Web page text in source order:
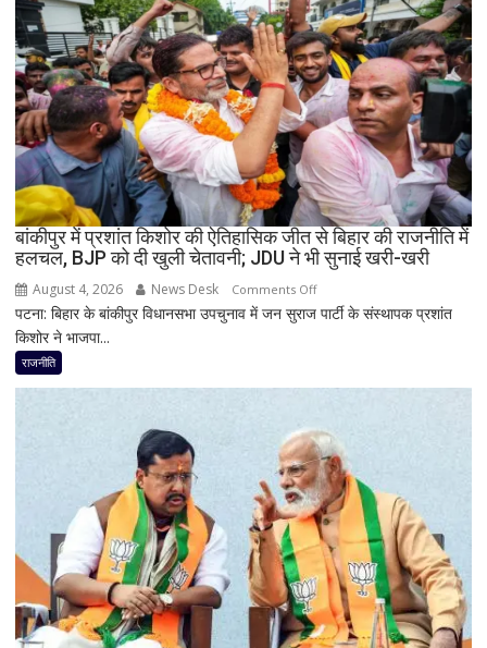
में
जीत…
उपचुनाव
नतीजों
पर
BJP
अध्यक्ष
नितिन
नवीन
का
पहला
आत्ममंथन
बांकीपुर में प्रशांत किशोर की ऐतिहासिक जीत से बिहार की राजनीति में
हलचल, BJP को दी खुली चेतावनी; JDU ने भी सुनाई खरी-खरी
August 4, 2026 News Desk Comments Offon
बांकीपुर
ऐतिहासिक
जीत
से
बिहार
की
राजनीति
में
हलचल,
BJP
पटना: बिहार के बांकीपुर विधानसभा उपचुनाव में जन सुराज पार्टी के संस्थापक प्रशांत
किशोर ने भाजपा...
राजनीति